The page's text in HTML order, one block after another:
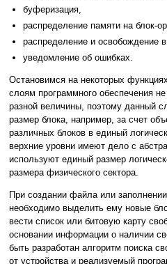
буферизация,
распределение памяти на блок-
распределение и освобождение
уведомление об ошибках.
Остановимся на некоторых
слоям программного обеспечения
разной величины, поэтому данный
размер блока, например, за счет
различных блоков в единый
верхние уровни имеют дело с
используют единый размер
размера физического сектора.
При создании файла или
необходимо выделить ему новые
вести список или битовую карту
основании информации о наличии
быть разработан алгоритм поиска
от устройства и реализуемый